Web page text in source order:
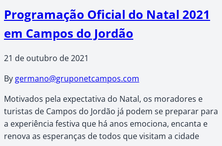
Programação Oficial do Natal 2021
em Campos do Jordão
21 de outubro de 2021
Bygermano@gruponetcampos.com
Motivados pela expectativa do Natal, os moradores e
turistas de Campos do Jordão já podem se preparar para
a experiência festiva que há anos emociona, encanta e
renova as esperanças de todos que visitam a cidade